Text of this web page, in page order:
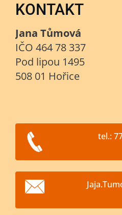
KONTAKT
Jana Tůmová
IČO 464 78 337
Pod lipou 1495
508 01 Hořice
tel.:
Jaja.Tum